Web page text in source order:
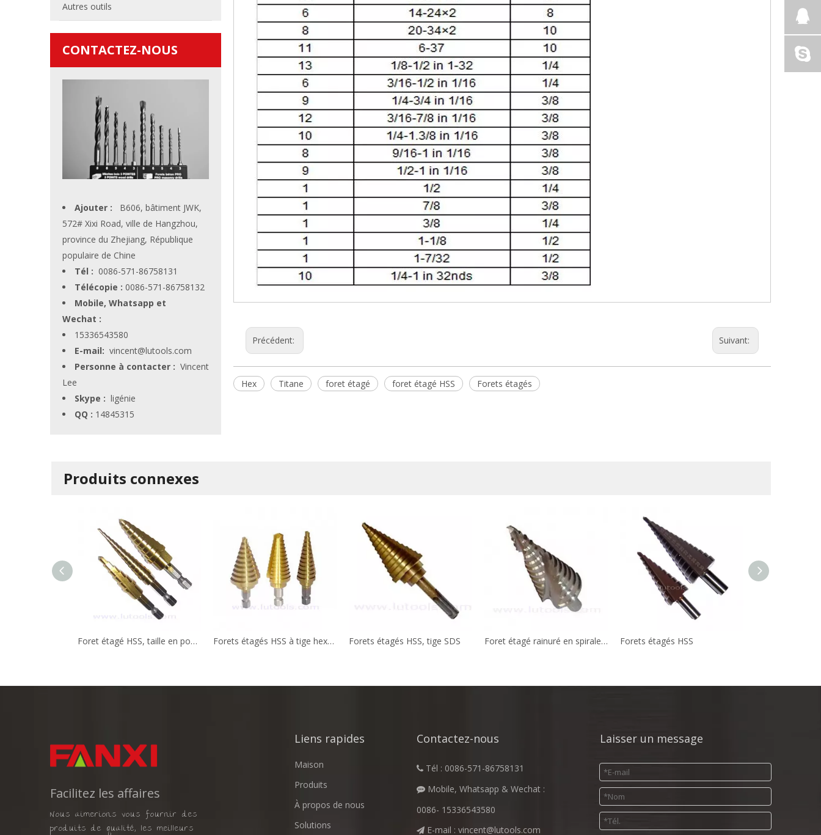
Autres outils
CONTACTEZ-NOUS
Ajouter : B606, bâtiment JWK,
572# Xixi Road, ville de Hangzhou,
province du Zhejiang, République
populaire de Chine
Tél : 0086-571-86758131
Télécopie : 0086-571-86758132
Mobile, Whatsapp et
Wechat :
15336543580
E-mail: vincent@lutools.com
Personne à contacter : Vincent
Lee
Skype : ligénie
QQ : 14845315
Précédent: Suivant:
Hex Titane foret étagé foret étagé HSS Forets étagés
Produits connexes
Foret étagé HSS, taille en pouces SD-004 Forets étagés HSS à tige hexagonale Forets étagés HSS, tige SDS Foret étagé rainuré en spirale HSS Forets étagés HSS
Facilitez les affaires
Nous aimerions vous fournir des
produits de qualité, les meilleurs
Liens rapides
Maison
Produits
À propos de nous
Solutions
Contactez-nous
 Tél : 0086-571-86758131
 Mobile, Whatsapp & Wechat :
0086- 15336543580
 E-mail : vincent@lutools.com
Laisser un message